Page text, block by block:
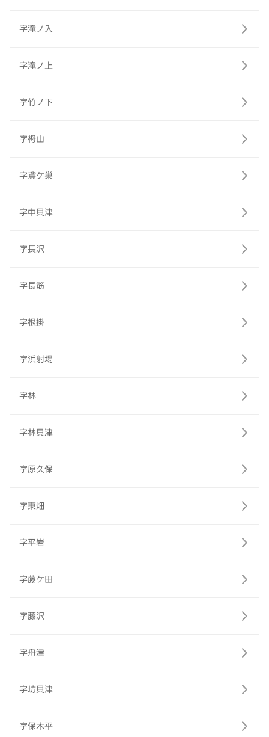
字滝ノ入
字滝ノ上
字竹ノ下
字栂山
字鳶ケ巣
字中貝津
字長沢
字長筋
字根掛
字浜射場
字林
字林貝津
字原久保
字東畑
字平岩
字藤ケ田
字藤沢
字舟津
字坊貝津
字保木平